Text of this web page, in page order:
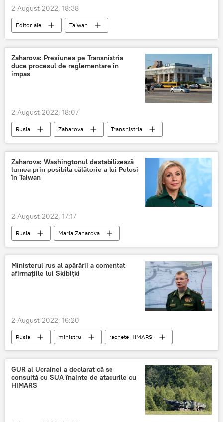
2 August 2022, 18:38
Editoriale Taiwan
Zaharova: Presiunea pe Transnistria
duce procesul de reglementare în
impas
2 August 2022, 18:07
Rusia Zaharova Transnistria
Zaharova: Washingtonul destabilizează
lumea prin posibila călătorie a lui Pelosi
în Taiwan
2 August 2022, 17:17
Rusia Maria Zaharova
Ministerul rus al apărării a comentat
afirmațiile lui Skibițki
2 August 2022, 16:20
Rusia ministru rachete HIMARS
GUR al Ucrainei a declarat că se
consultă cu SUA înainte de atacurile cu
HIMARS